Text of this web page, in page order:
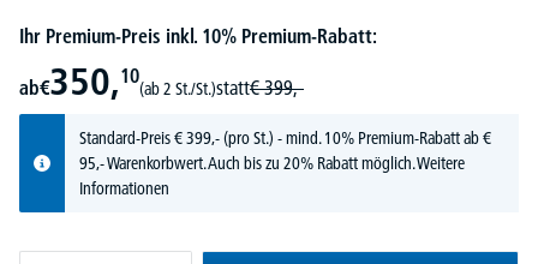
Ihr Premium-Preis inkl. 10% Premium-Rabatt:
ab€350,10
(ab 2 St./St.)statt€ 399,-
Standard-Preis€399,-(pro St.) - mind. 10% Premium-Rabatt ab €
95,- Warenkorbwert. Auch bis zu 20% Rabatt möglich.Weitere
Informationen